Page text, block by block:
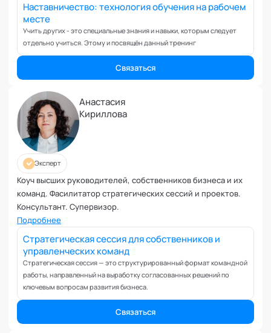
Персональный коучинг
Пищевое поведение
Планирование и внедрение изменений
Поведенческий анализ
Подготовка и обучение специалистов
Половое воспитание
Презентация и искусство продаж
Проблемы с партнером
Прогнозирование
Профайлинг и оценка персонала
Профориентация и поиск призвания
ПТСР
Развитие коммуникабельности
Развитие креативности
Развитие лидерских качеств
Разработка бизнес-процессов
Наставничество: технология обучения на рабочем
месте
Учить других - это специальные знания и навыки, которым следует
отдельно учиться. Этому и посвящён данный тренинг
Связаться
Анастасия
Кириллова
Эксперт
Коуч высших руководителей, собственников бизнеса и их
команд. Фасилитатор стратегических сессий и проектов.
Консультант. Супервизор.
Подробнее
Стратегическая сессия для собственников и
управленческих команд
Стратегическая сессия — это структурированный формат командной
работы, направленный на выработку согласованных решений по
ключевым вопросам развития бизнеса.
Связаться